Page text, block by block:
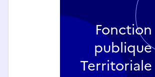
Fonction
publique
Territoriale